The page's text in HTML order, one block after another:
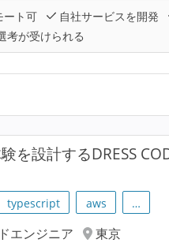
ト可 自社サービスを開発
考が受けられる
を設計するDRESS
typescript aws …
エンジニア
東京